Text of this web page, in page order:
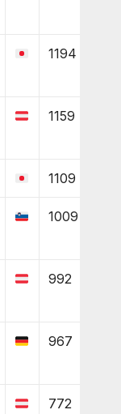
1194
1159
1109
1009
992
967
772